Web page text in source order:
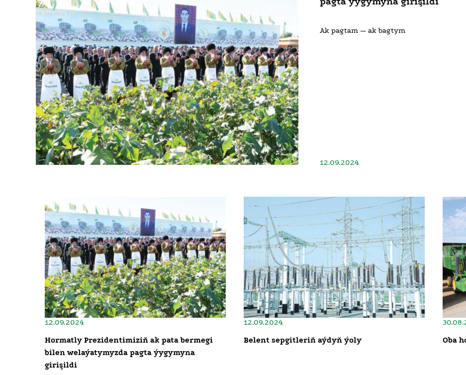
Ak pagtam — ak bagtym
12.09.2024
12.09.2024
Hormatly Prezidentimiziň ak pata bermegi
bilen welaýatymyzda pagta ýygymyna
girişildi
12.09.2024
Belent sepgitleriň aýdyň ýoly
Oba